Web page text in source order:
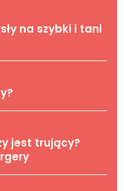
na szybki i tani
jest trujący?